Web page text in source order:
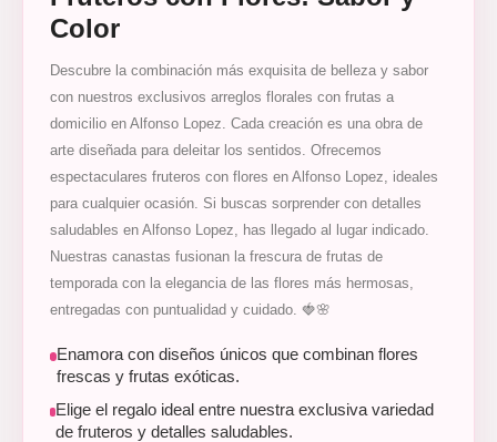
Color
Descubre la combinación más exquisita de belleza y sabor
con nuestros exclusivos arreglos florales con frutas a
domicilio en Alfonso Lopez. Cada creación es una obra de
arte diseñada para deleitar los sentidos. Ofrecemos
espectaculares fruteros con flores en Alfonso Lopez, ideales
para cualquier ocasión. Si buscas sorprender con detalles
saludables en Alfonso Lopez, has llegado al lugar indicado.
Nuestras canastas fusionan la frescura de frutas de
temporada con la elegancia de las flores más hermosas,
entregadas con puntualidad y cuidado. 🍓🌸
Enamora con diseños únicos que combinan flores
frescas y frutas exóticas.
Elige el regalo ideal entre nuestra exclusiva variedad
de fruteros y detalles saludables.